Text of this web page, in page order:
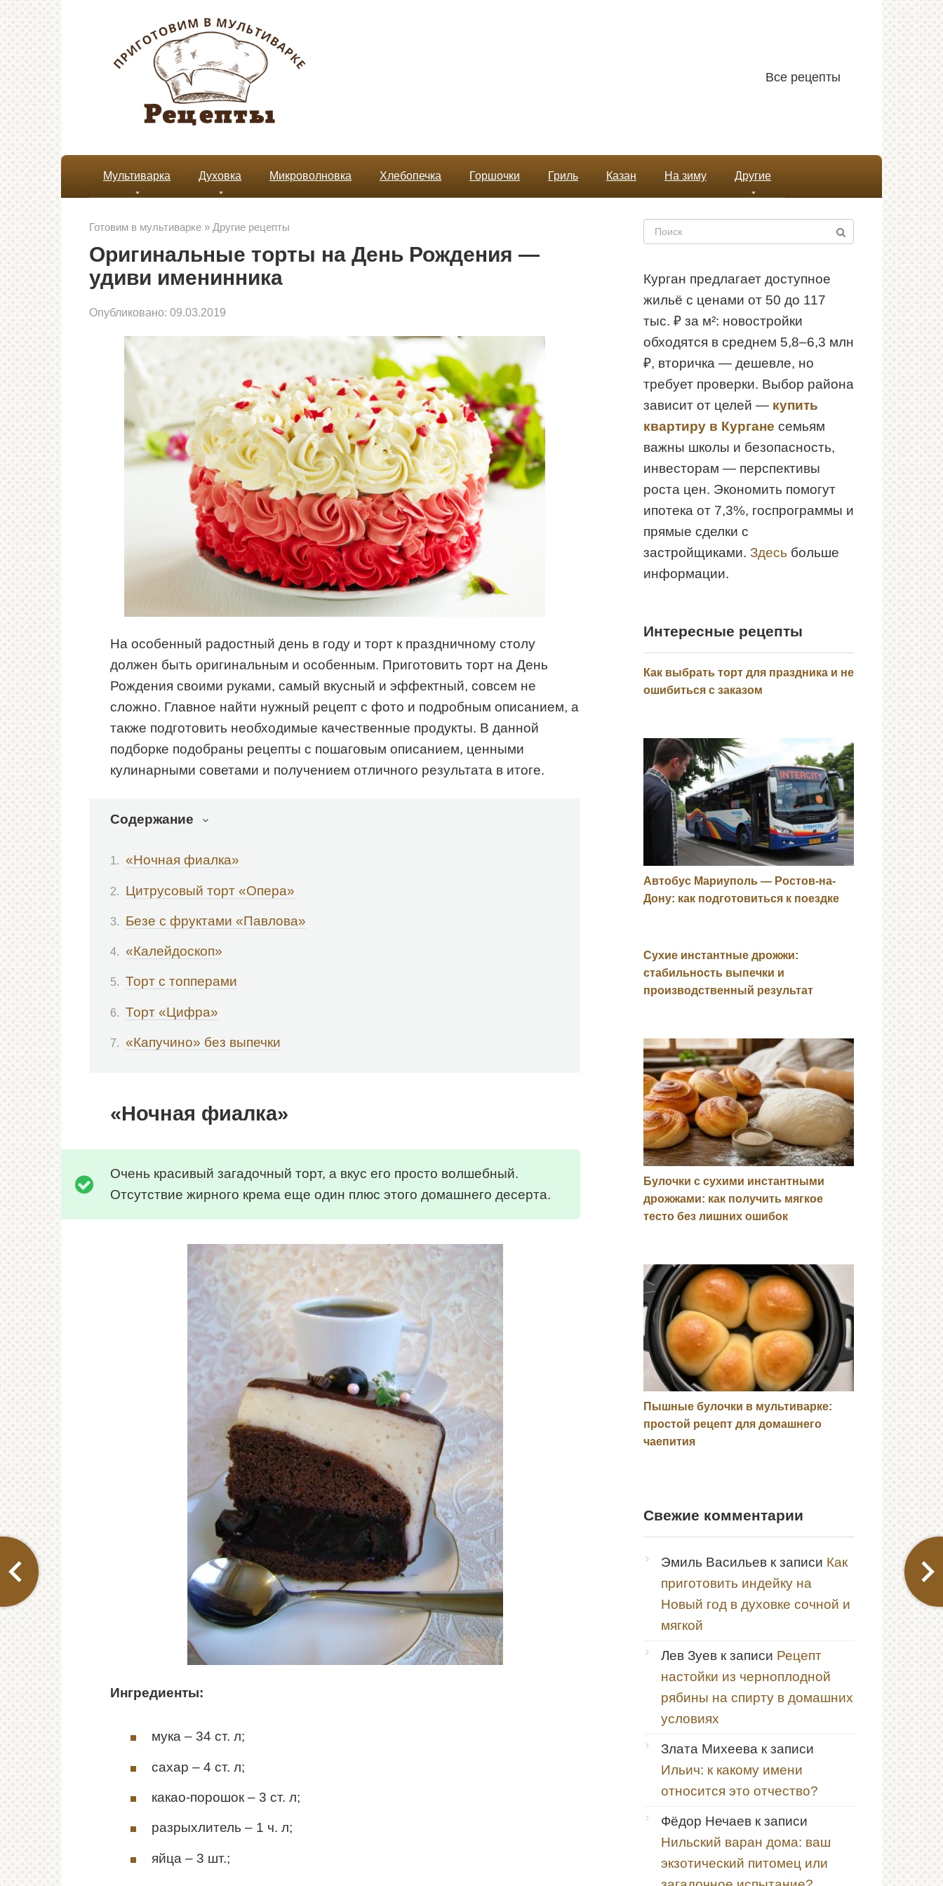
Все рецепты
Мультиварка Духовка Микроволновка Хлебопечка Горшочки Гриль Казан На зиму Другие
Готовим в мультиварке » Другие рецепты
Оригинальные торты на День Рождения —
удиви именинника
Опубликовано: 09.03.2019
На особенный радостный день в году и торт к праздничному столу
должен быть оригинальным и особенным. Приготовить торт на День
Рождения своими руками, самый вкусный и эффектный, совсем не
сложно. Главное найти нужный рецепт с фото и подробным описанием, а
также подготовить необходимые качественные продукты. В данной
подборке подобраны рецепты с пошаговым описанием, ценными
кулинарными советами и получением отличного результата в итоге.
Содержание
«Ночная фиалка»
Цитрусовый торт «Опера»
Безе с фруктами «Павлова»
«Калейдоскоп»
Торт с топперами
Торт «Цифра»
«Капучино» без выпечки
«Ночная фиалка»
Очень красивый загадочный торт, а вкус его просто волшебный.
Отсутствие жирного крема еще один плюс этого домашнего десерта.
Ингредиенты:
мука – 34 ст. л;
сахар – 4 ст. л;
какао-порошок – 3 ст. л;
разрыхлитель – 1 ч. л;
яйца – 3 шт.;
Поиск:
Курган предлагает доступное
жильё с ценами от 50 до 117
тыс. ₽ за м²: новостройки
обходятся в среднем 5,8–6,3 млн
₽, вторичка — дешевле, но
требует проверки. Выбор района
зависит от целей — купить
квартиру в Кургане семьям
важны школы и безопасность,
инвесторам — перспективы
роста цен. Экономить помогут
ипотека от 7,3%, госпрограммы и
прямые сделки с
застройщиками. Здесь больше
информации.
Интересные рецепты
Как выбрать торт для праздника и не
ошибиться с заказом
Автобус Мариуполь — Ростов-на-
Дону: как подготовиться к поездке
Сухие инстантные дрожжи:
стабильность выпечки и
производственный результат
Булочки с сухими инстантными
дрожжами: как получить мягкое
тесто без лишних ошибок
Пышные булочки в мультиварке:
простой рецепт для домашнего
чаепития
Свежие комментарии
Эмиль Васильев к записи Как
приготовить индейку на
Новый год в духовке сочной и
мягкой
Лев Зуев к записи Рецепт
настойки из черноплодной
рябины на спирту в домашних
условиях
Злата Михеева к записи
Ильич: к какому имени
относится это отчество?
Фёдор Нечаев к записи
Нильский варан дома: ваш
экзотический питомец или